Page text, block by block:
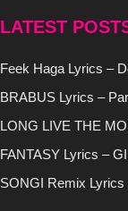
LATEST
Feek Haga Lyrics –
BRABUS Lyrics –
LONG LIVE THE
FANTASY Lyrics –
SONGI Remix Lyrics